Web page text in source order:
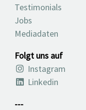
Testimonials
Jobs
Mediadaten
Folgt uns auf
Instagram
Linkedin
---